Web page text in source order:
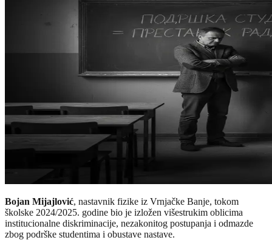
Bojan Mijajlović, nastavnik fizike iz Vrnjačke Banje, tokom
školske 2024/2025. godine bio je izložen višestrukim oblicima
institucionalne diskriminacije, nezakonitog postupanja i odmazde
zbog podrške studentima i obustave nastave.